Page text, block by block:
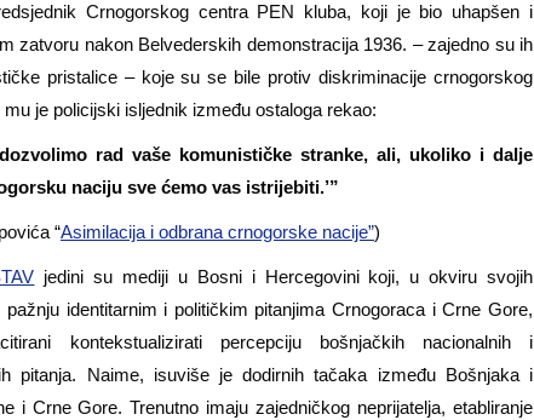
Crnogorskog centra PEN kluba, koji je bio uhapšen i
zatvoru nakon Belvederskih demonstracija 1936. – zajedno su ih
pristalice – koje su se bile protiv diskriminacije crnogorskog
je policijski isljednik između ostaloga rekao:
rad vaše komunističke stranke, ali, ukoliko i dalje
naciju sve ćemo vas istrijebiti.’”
“Asimilacija i odbrana crnogorske nacije”)
jedini su mediji u Bosni i Hercegovini koji, u okviru svojih
identitarnim i političkim pitanjima Crnogoraca i Crne Gore,
kontekstualizirati percepciju bošnjačkih nacionalnih i
pitanja. Naime, isuviše je dodirnih tačaka između Bošnjaka i
i Crne Gore. Trenutno imaju zajedničkog neprijatelja, etabliranje